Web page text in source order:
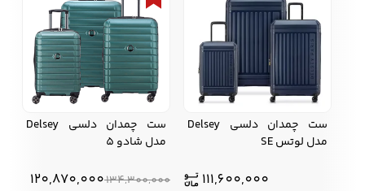
ست چمدان دلسی Delsey
مدل لوتس SE
111,600,000
ست چمدان دلسی Delsey
مدل شادو 5
134,300,000
120,870,000